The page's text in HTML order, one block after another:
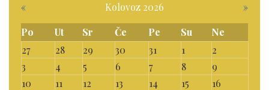
« Kolovoz 2026
»
Po
Ut Sr Če Pe Su
Ne
27
28 29 30 31 1
2
3
4 5 6 7 8
9
10
11 12 13 14 15
16